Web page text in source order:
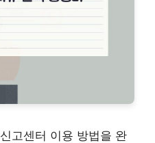
고센터 이용 방법을 완